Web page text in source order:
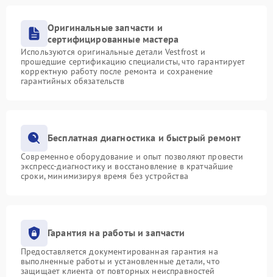
Оригинальные запчасти и
сертифицированные мастера
Используются оригинальные детали Vestfrost и
прошедшие сертификацию специалисты, что гарантирует
корректную работу после ремонта и сохранение
гарантийных обязательств
Бесплатная диагностика и быстрый ремонт
Современное оборудование и опыт позволяют провести
экспресс-диагностику и восстановление в кратчайшие
сроки, минимизируя время без устройства
Гарантия на работы и запчасти
Предоставляется документированная гарантия на
выполненные работы и установленные детали, что
защищает клиента от повторных неисправностей